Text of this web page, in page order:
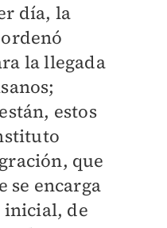
día, la
la llegada
estos
que
se encarga
inicial, de